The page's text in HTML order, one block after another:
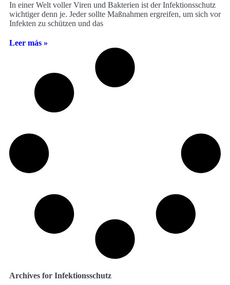
In einer Welt voller Viren und Bakterien ist der Infektionsschutz
wichtiger denn je. Jeder sollte Maßnahmen ergreifen, um sich vor
Infekten zu schützen und das
Leer más »
Archives for Infektionsschutz